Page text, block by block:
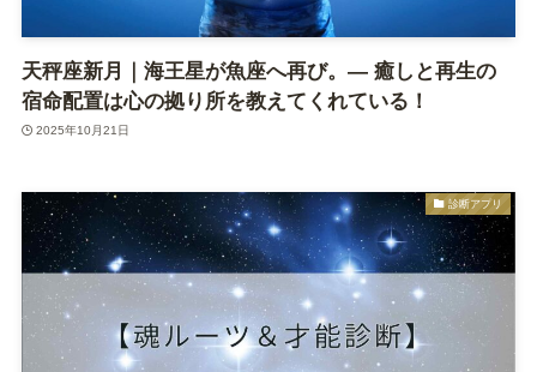
天秤座新月｜海王星が魚座へ再び。― 癒しと再生の
宿命配置は心の拠り所を教えてくれている！
2025年10月21日
診断アプリ